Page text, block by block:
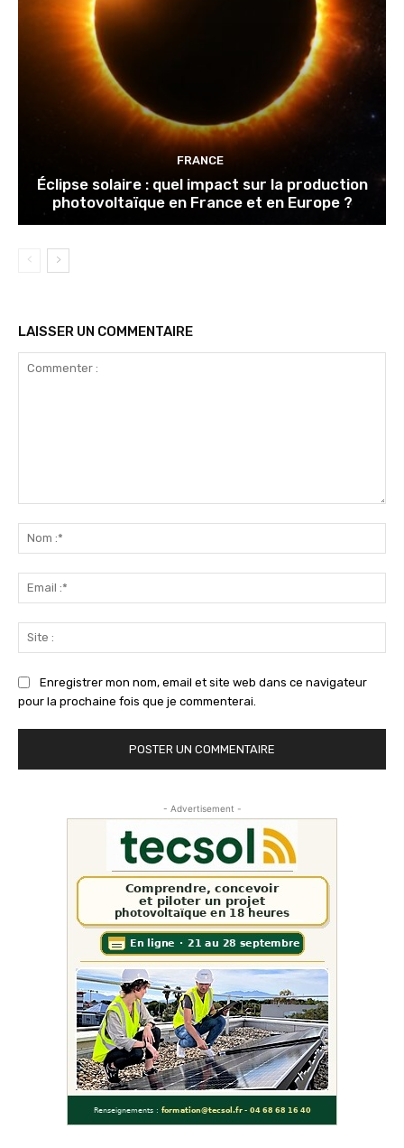
FRANCE
Éclipse solaire : quel impact sur la production
photovoltaïque en France et en Europe ?
LAISSER UN COMMENTAIRE
Enregistrer mon nom, email et site web dans ce navigateur
pour la prochaine fois que je commenterai.
- Advertisement -